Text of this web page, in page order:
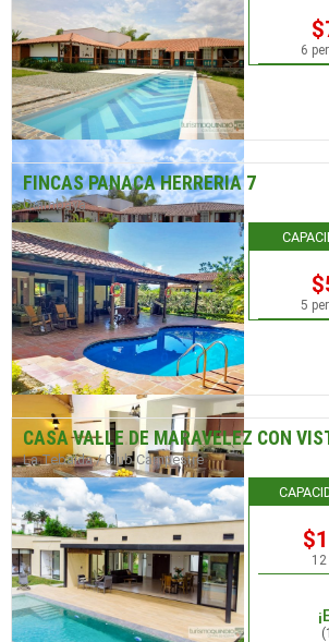
6
FINCAS PANACA HERRERIA 7
Quimbaya
5
CASA VALLE DE MARAVELEZ CON
La Tebaida / Club Campestre